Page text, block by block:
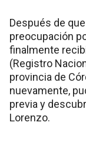
Después de
preocupación
finalmente
(Registro
provincia de
nuevamente,
previa y
Lorenzo.